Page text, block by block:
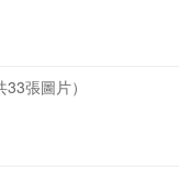
張圖片）